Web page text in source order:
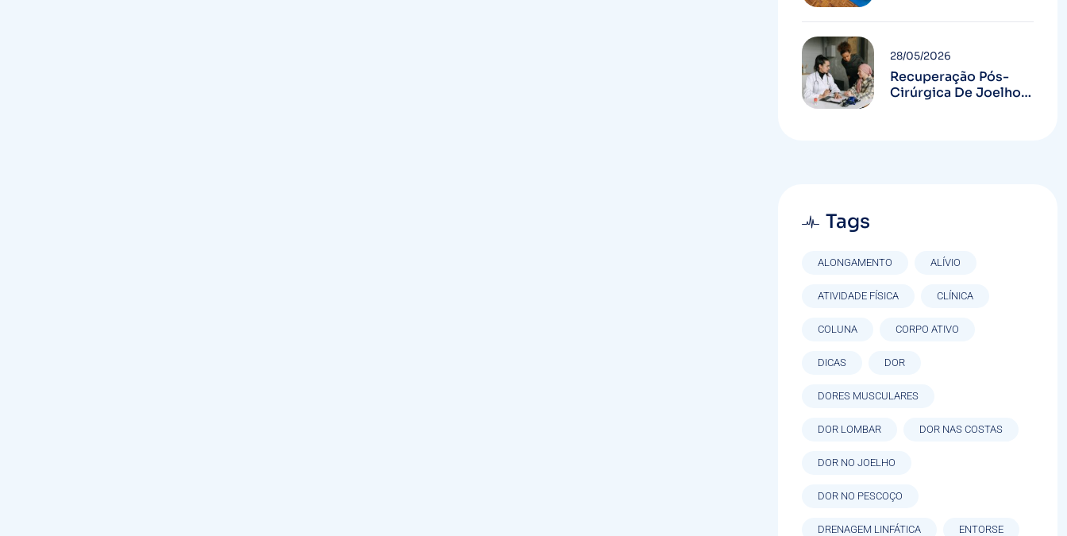
Recuperação Pós-
Cirúrgica De Joelho
28/05/2026
Tags
ALONGAMENTO ALÍVIO
ATIVIDADE FÍSICA CLÍNICA
COLUNA CORPO ATIVO
DICAS DOR
DORES MUSCULARES
DOR LOMBAR DOR NAS COSTAS
DOR NO JOELHO
DOR NO PESCOÇO
DRENAGEM LINFÁTICA ENTORSE